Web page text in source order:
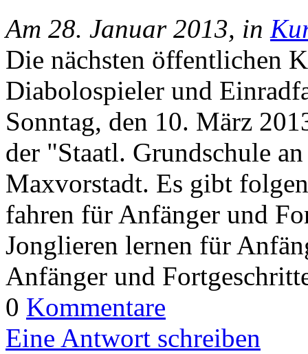
Am 28. Januar 2013, in
Die nächsten öffentlichen
Diabolospieler und
Sonntag, den 10. März
der "Staatl. Grundschule
Maxvorstadt. Es gibt
fahren für Anfänger und
Jonglieren lernen für
Anfänger und
0 Kommentare
Eine Antwort schreiben